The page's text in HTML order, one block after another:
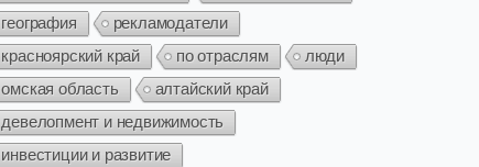
география
рекламодатели
красноярский край
по отраслям
люди
омская область
алтайский край
девелопмент и недвижимость
инвестиции и развитие